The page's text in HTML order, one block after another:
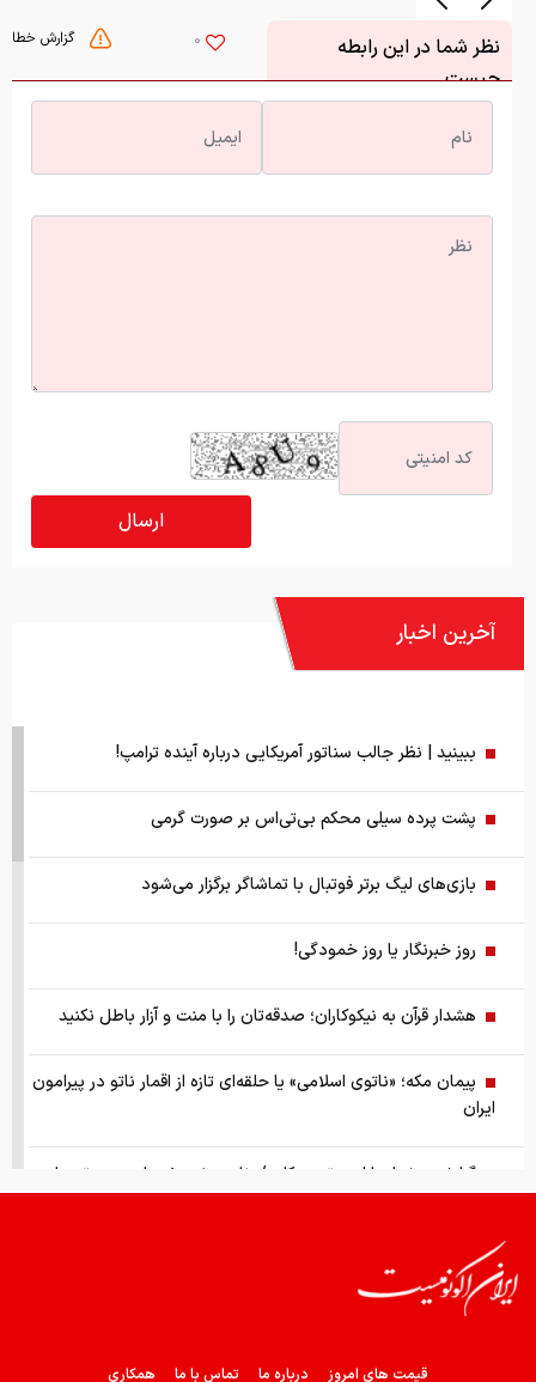
گزارش خطا 0
نظر شما در این رابطه
چیست
آخرین اخبار
ببینید | نظر جالب سناتور آمریکایی درباره آینده ترامپ!
پشت پرده سیلی محکم بی‌تی‌اس بر صورت گرمی
بازی‌های لیگ برتر فوتبال با تماشاگر برگزار می‌شود
روز خبرنگار یا روز خمودگی!
هشدار قرآن به نیکوکاران؛ صدقه‌تان را با منت و آزار باطل نکنید
پیمان مکه؛ «ناتوی اسلامی» یا حلقه‌ای تازه از اقمار ناتو در پیرامون
ایران
گزارش ویژه از بازار موتورسیکلت/ زنان بیشتر خریدار چه موتورهایی
هستند؟
می‌کند/ روایت حذف دانشگاه‌های ایران از رتبه‌بندی‌های جهانی
قیمت های امروز درباره ما تماس با ما همکاری